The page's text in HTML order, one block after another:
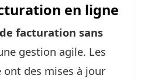
en ligne
facturation sans
gestion agile. Les
des mises à jour